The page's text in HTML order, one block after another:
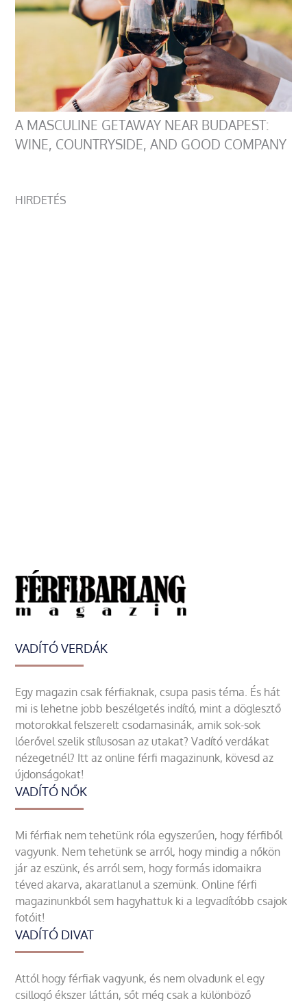
A MASCULINE GETAWAY NEAR BUDAPEST:
WINE, COUNTRYSIDE, AND GOOD COMPANY
HIRDETÉS
VADÍTÓ VERDÁK
Egy magazin csak férfiaknak, csupa pasis téma. És hát
mi is lehetne jobb beszélgetés indító, mint a döglesztő
motorokkal felszerelt csodamasinák, amik sok-sok
lóerővel szelik stílusosan az utakat? Vadító verdákat
nézegetnél? Itt az online férfi magazinunk, kövesd az
újdonságokat!
VADÍTÓ NŐK
Mi férfiak nem tehetünk róla egyszerűen, hogy férfiből
vagyunk. Nem tehetünk se arról, hogy mindig a nőkön
jár az eszünk, és arról sem, hogy formás idomaikra
téved akarva, akaratlanul a szemünk. Online férfi
magazinunkból sem hagyhattuk ki a legvadítóbb csajok
fotóit!
VADÍTÓ DIVAT
Attól hogy férfiak vagyunk, és nem olvadunk el egy
csillogó ékszer láttán, sőt még csak a különböző